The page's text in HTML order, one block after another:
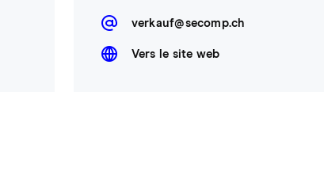
verkauf@secomp.ch
Vers le site web